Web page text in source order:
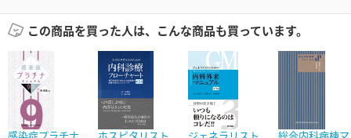
この商品を買った人は、こんな商品も買っています。